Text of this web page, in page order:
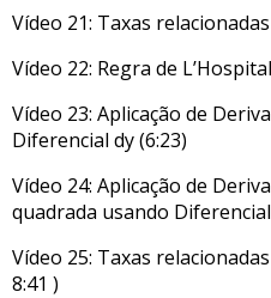
Vídeo 21: Taxas relacionadas
Vídeo 22: Regra de
Vídeo 23: Aplicação de
Diferencial dy (6:23)
Vídeo 24: Aplicação de
quadrada usando Diferencial
Vídeo 25: Taxas
8:41 )